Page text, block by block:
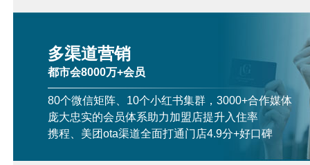
多渠道营销
都市会8000万+会员
80个微信矩阵、10个小红书集群，3000+合作媒体
庞大忠实的会员体系助力加盟店提升入住率
携程、美团ota渠道全面打通门店4.9分+好口碑